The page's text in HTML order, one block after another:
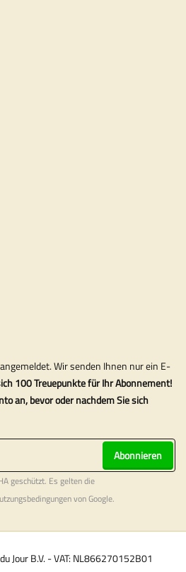
Wir senden Ihnen nur ein E-
100 Treuepunkte für Ihr Abonnement!
an, bevor oder nachdem Sie sich
Abonnieren
geschützt. Es gelten die
von Google.
Jour B.V. - VAT: NL866270152B01